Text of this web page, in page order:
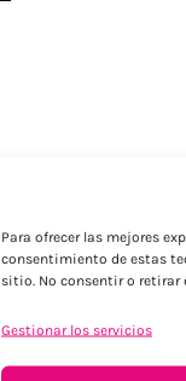
Para ofrecer las mejores
consentimiento de estas
sitio. No consentir o retirar
Gestionar los servicios